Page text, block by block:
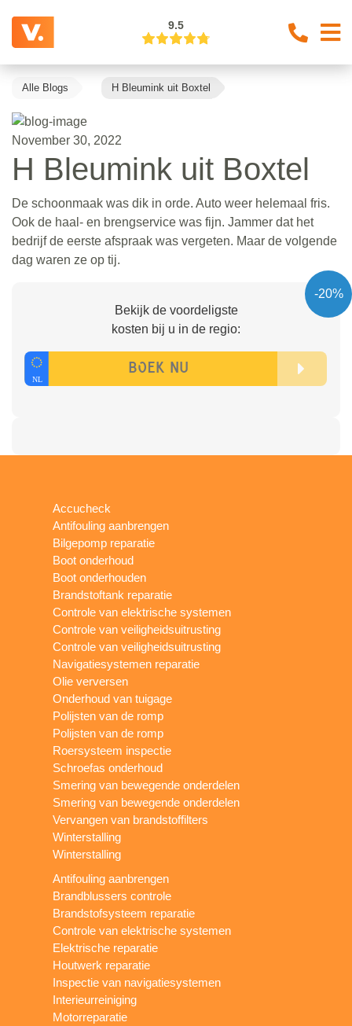
9.5
Alle Blogs H Bleumink uit Boxtel
November 30, 2022
H Bleumink uit Boxtel
De schoonmaak was dik in orde. Auto weer helemaal fris.
Ook de haal- en brengservice was fijn. Jammer dat het
bedrijf de eerste afspraak was vergeten. Maar de volgende
dag waren ze op tij.
-20%
Bekijk de voordeligste
kosten bij u in de regio:
Accucheck
Antifouling aanbrengen
Bilgepomp reparatie
Boot onderhoud
Boot onderhouden
Brandstoftank reparatie
Controle van elektrische systemen
Controle van veiligheidsuitrusting
Controle van veiligheidsuitrusting
Navigatiesystemen reparatie
Olie verversen
Onderhoud van tuigage
Polijsten van de romp
Polijsten van de romp
Roersysteem inspectie
Schroefas onderhoud
Smering van bewegende onderdelen
Smering van bewegende onderdelen
Vervangen van brandstoffilters
Winterstalling
Winterstalling
Antifouling aanbrengen
Brandblussers controle
Brandstofsysteem reparatie
Controle van elektrische systemen
Elektrische reparatie
Houtwerk reparatie
Inspectie van navigatiesystemen
Interieurreiniging
Motorreparatie